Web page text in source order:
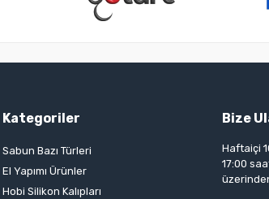
Kategoriler
Sabun Bazı Türleri
El Yapımı Ürünler
Hobi Silikon Kalıpları
Bize
Haftaiçi
17:00